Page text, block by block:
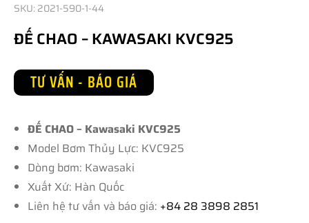
SKU: 2021-590-1-44
ĐẾ CHAO – KAWASAKI KVC925
TƯ VẤN - BÁO GIÁ
ĐẾ CHAO – Kawasaki KVC925
Model Bơm Thủy Lực: KVC925
Dòng bơm: Kawasaki
Xuất Xứ: Hàn Quốc
Liên hệ tư vấn và báo giá: +84 28 3898 2851